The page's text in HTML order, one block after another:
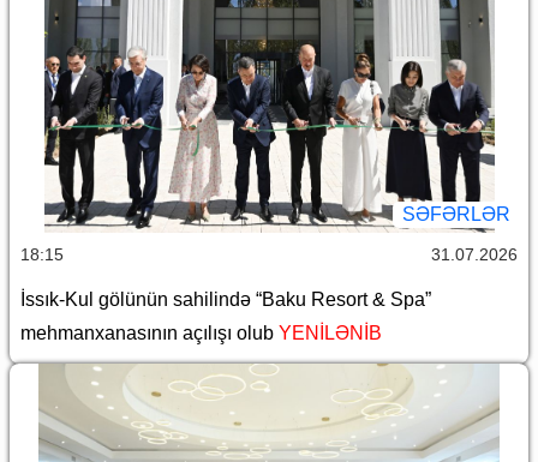
SƏFƏRLƏR
18:15 31.07.2026
İssık-Kul gölünün sahilində “Baku Resort & Spa”
mehmanxanasının açılışı olub YENİLƏNİB